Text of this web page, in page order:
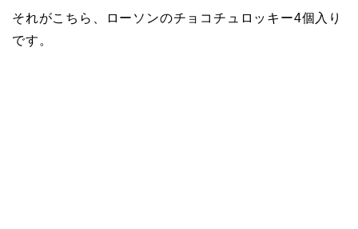
それがこちら、ローソンのチョコチュロッキー4個入り
です。